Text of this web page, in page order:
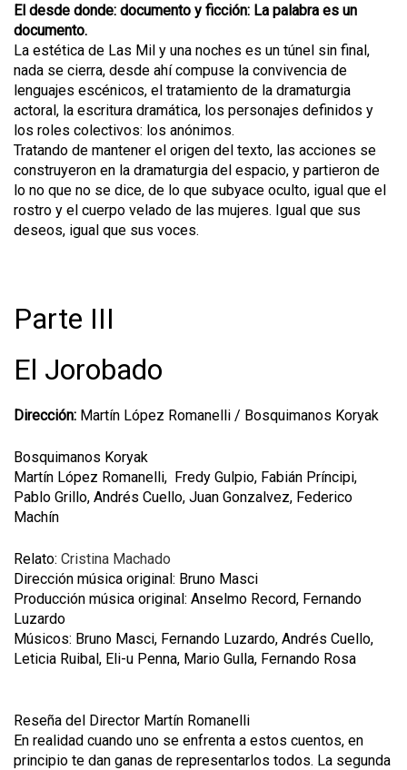
El desde donde: documento y ficción: La palabra es un
documento.
La estética de Las Mil y una noches es un túnel sin final,
nada se cierra, desde ahí compuse la convivencia de
lenguajes escénicos, el tratamiento de la dramaturgia
actoral, la escritura dramática, los personajes definidos y
los roles colectivos: los anónimos.
Tratando de mantener el origen del texto, las acciones se
construyeron en la dramaturgia del espacio, y partieron de
lo no que no se dice, de lo que subyace oculto, igual que el
rostro y el cuerpo velado de las mujeres. Igual que sus
deseos, igual que sus voces.
Parte III
El Jorobado
Dirección: Martín López Romanelli / Bosquimanos Koryak
Bosquimanos Koryak
Martín López Romanelli, Fredy Gulpio, Fabián Príncipi,
Pablo Grillo, Andrés Cuello, Juan Gonzalvez, Federico
Machín
Relato: Cristina Machado
Dirección música original: Bruno Masci
Producción música original: Anselmo Record, Fernando
Luzardo
Músicos: Bruno Masci, Fernando Luzardo, Andrés Cuello,
Leticia Ruibal, Eli-u Penna, Mario Gulla, Fernando Rosa
Reseña del Director Martín Romanelli
En realidad cuando uno se enfrenta a estos cuentos, en
principio te dan ganas de representarlos todos. La segunda